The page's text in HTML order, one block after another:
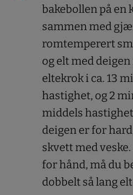
bakebollen på en
sammen med
romtemperert
og elt med
eltekrok i ca. 13
hastighet, og 2
middels
deigen er for
skvett med
for hånd, må du
dobbelt så lang